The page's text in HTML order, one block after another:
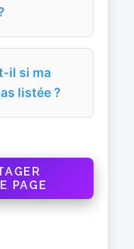
il si ma
listée ?
PAGE